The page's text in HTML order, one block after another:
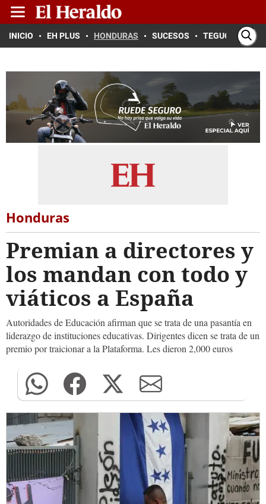
INICIO EH PLUS HONDURAS SUCESOS TEGUCIGALPA
Honduras
Premian a directores y
los mandan con todo y
viáticos a España
Autoridades de Educación afirman que se trata de una pasantía en
liderazgo de instituciones educativas. Dirigentes dicen se trata de un
premio por traicionar a la Plataforma. Les dieron 2,000 euros